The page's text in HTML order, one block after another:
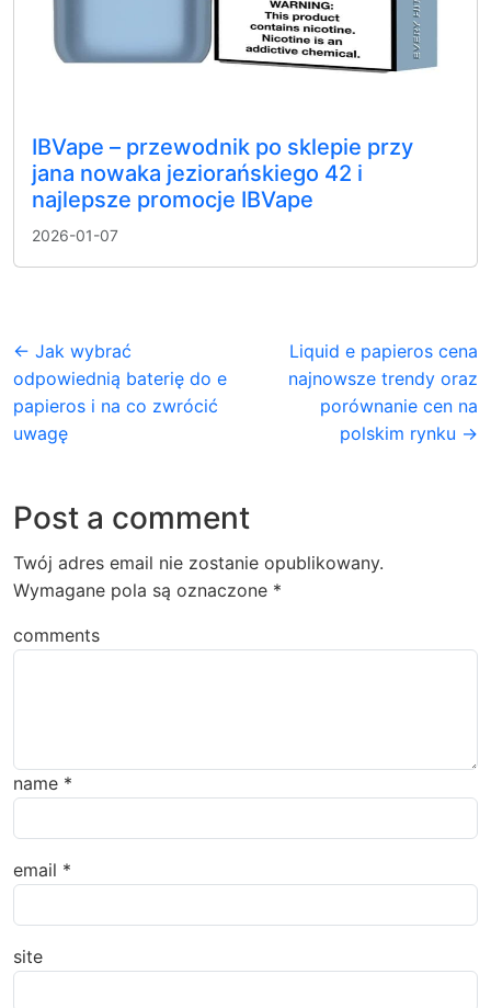
IBVape – przewodnik po sklepie przy
jana nowaka jeziorańskiego 42 i
najlepsze promocje IBVape
2026-01-07
← Jak wybrać
odpowiednią baterię do e
papieros i na co zwrócić
uwagę
Liquid e papieros cena
najnowsze trendy oraz
porównanie cen na
polskim rynku →
Post a comment
Twój adres email nie zostanie opublikowany.
Wymagane pola są oznaczone *
comments
name *
email *
site